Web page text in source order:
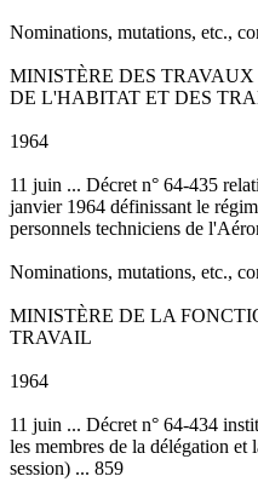
Nominations, mutations, etc.,
MINISTÈRE DES
DE L'HABITAT ET DES
1964
11 juin ... Décret n° 64-435
janvier 1964 définissant le
personnels techniciens de
Nominations, mutations, etc.,
MINISTÈRE DE LA
TRAVAIL
1964
11 juin ... Décret n° 64-434
les membres de la délégation
session) ... 859